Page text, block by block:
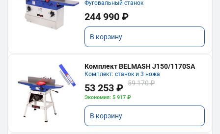
Фуговальный станок
244 990 ₽
В корзину
Комплект BELMASH J150/1170SA
Комплект: станок и 3 ножа
53 253 ₽ 59 170 ₽
Экономия: 5 917 ₽
В корзину